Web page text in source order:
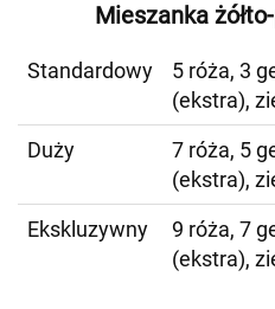
Mieszanka
Standardowy
5 róża, 3
(ekstra),
Duży
7 róża, 5
(ekstra),
Ekskluzywny
9 róża, 7
(ekstra),